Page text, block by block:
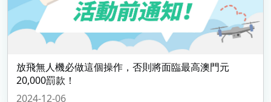
放飛無人機必做這個操作，否則將面臨最高澳門元
20,000罰款！
2024-12-06